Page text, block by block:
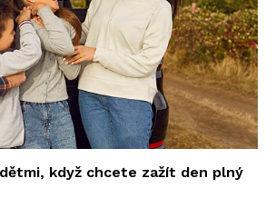
když chcete zažít den plný